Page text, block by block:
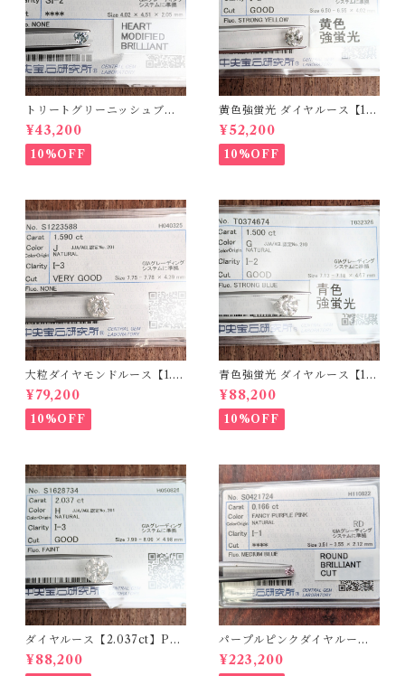
トリートグリーニッシュブル
ーダイヤルース【0.234ct】P
RO206812
¥43,200
10%OFF
黄色強蛍光 ダイヤルース【1.0
98ct】PRO208215
¥52,200
10%OFF
大粒ダイヤモンドルース【1.5
90ct】PRO207355
¥79,200
10%OFF
青色強蛍光 ダイヤルース【1.5
00ct】PRO208926
¥88,200
10%OFF
ダイヤルース【2.037ct】PR
O208851
¥88,200
パープルピンクダイヤルース
【0.166ct】PRO204575
¥223,200